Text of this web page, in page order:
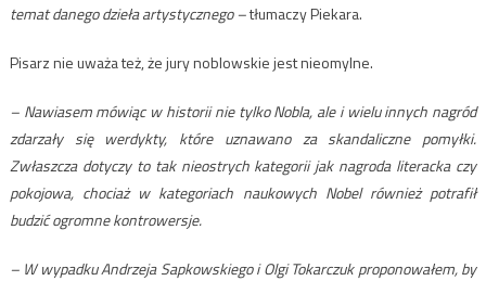
temat danego dzieła artystycznego –tłumaczy Piekara.
Pisarz nie uważa też, że jury noblowskie jest nieomylne.
– Nawiasem mówiąc w historii nie tylko Nobla, ale i wielu innych nagród
zdarzały się werdykty, które uznawano za skandaliczne pomyłki.
Zwłaszcza dotyczy to tak nieostrych kategorii jak nagroda literacka czy
pokojowa, chociaż w kategoriach naukowych Nobel również potrafił
budzić ogromne kontrowersje.
– W wypadku Andrzeja Sapkowskiego i Olgi Tokarczuk proponowałem, by